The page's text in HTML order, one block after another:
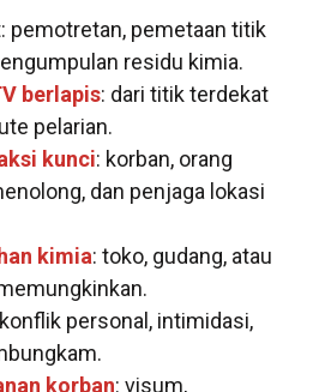
pemotretan, pemetaan titik
residu kimia.
berlapis: dari titik terdekat
pelarian.
kunci: korban, orang
dan penjaga lokasi
kimia: toko, gudang, atau
personal, intimidasi,
korban: visum,